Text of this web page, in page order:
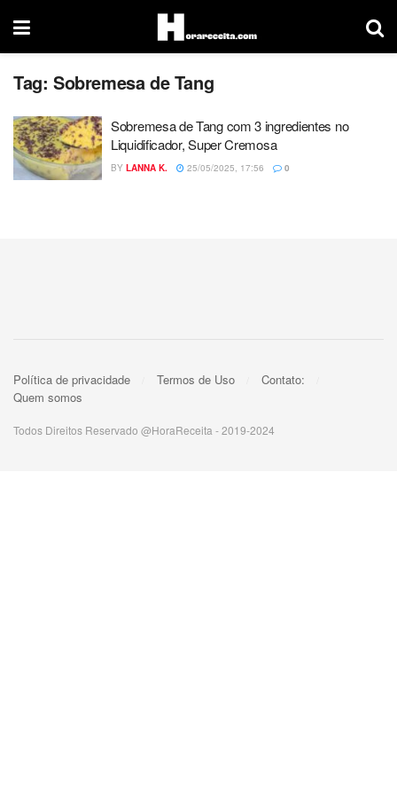
Tag: Sobremesa de Tang
Sobremesa de Tang com 3 ingredientes no
Liquidificador, Super Cremosa
BY LANNA K. 25/05/2025, 17:56 0
Política de privacidade Termos de Uso
Contato:
Quem somos
Todos Direitos Reservado @HoraReceita - 2019-2024